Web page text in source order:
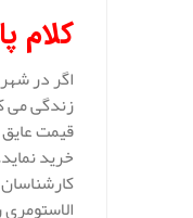
کلام
اگر در
زندگی می
قیمت عایق
خرید